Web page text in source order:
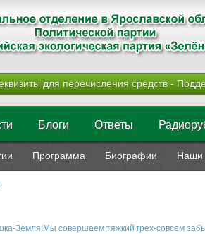
для перечисления средств -
Блоги Ответы
Программа Биографии Наши
Земля!Мы совершаем тяжкий грех-совсем